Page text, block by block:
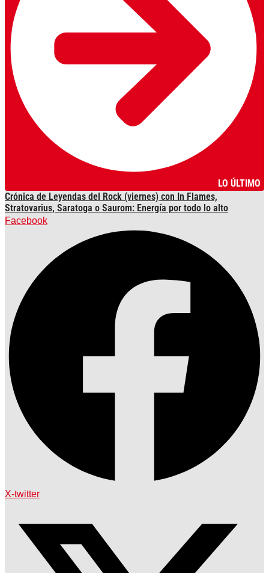
LO ÚLTIMO
Crónica de Leyendas del Rock (viernes) con In Flames,
Stratovarius, Saratoga o Saurom: Energía por todo lo alto
Facebook
X-twitter